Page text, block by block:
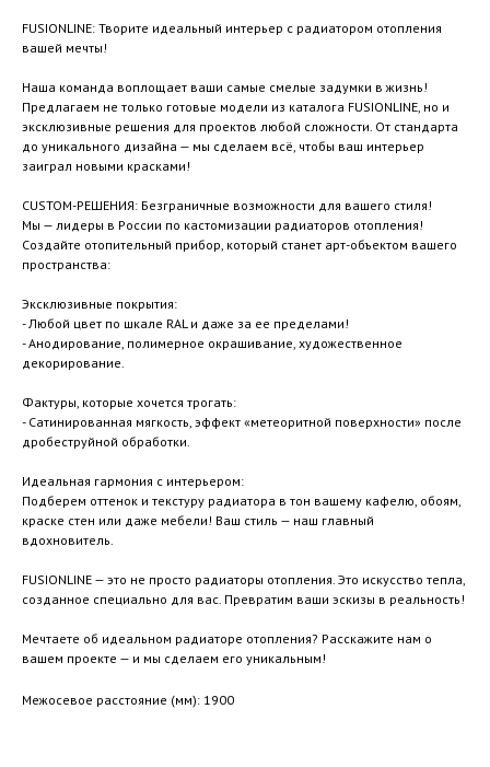
FUSIONLINE: Творите идеальный интерьер с радиатором отопления
вашей мечты!
Наша команда воплощает ваши самые смелые задумки в жизнь!
Предлагаем не только готовые модели из каталога FUSIONLINE, но и
эксклюзивные решения для проектов любой сложности. От стандарта
до уникального дизайна — мы сделаем всё, чтобы ваш интерьер
заиграл новыми красками!
CUSTOM-РЕШЕНИЯ: Безграничные возможности для вашего стиля!
Мы — лидеры в России по кастомизации радиаторов отопления!
Создайте отопительный прибор, который станет арт-объектом вашего
пространства:
Эксклюзивные покрытия:
- Любой цвет по шкале RAL и даже за ее пределами!
- Анодирование, полимерное окрашивание, художественное
декорирование.
Фактуры, которые хочется трогать:
- Сатинированная мягкость, эффект «метеоритной поверхности» после
дробеструйной обработки.
Идеальная гармония с интерьером:
Подберем оттенок и текстуру радиатора в тон вашему кафелю, обоям,
краске стен или даже мебели! Ваш стиль — наш главный
вдохновитель.
FUSIONLINE — это не просто радиаторы отопления. Это искусство тепла,
созданное специально для вас. Превратим ваши эскизы в реальность!
Мечтаете об идеальном радиаторе отопления? Расскажите нам о
вашем проекте — и мы сделаем его уникальным!
Межосевое расстояние (мм): 1900